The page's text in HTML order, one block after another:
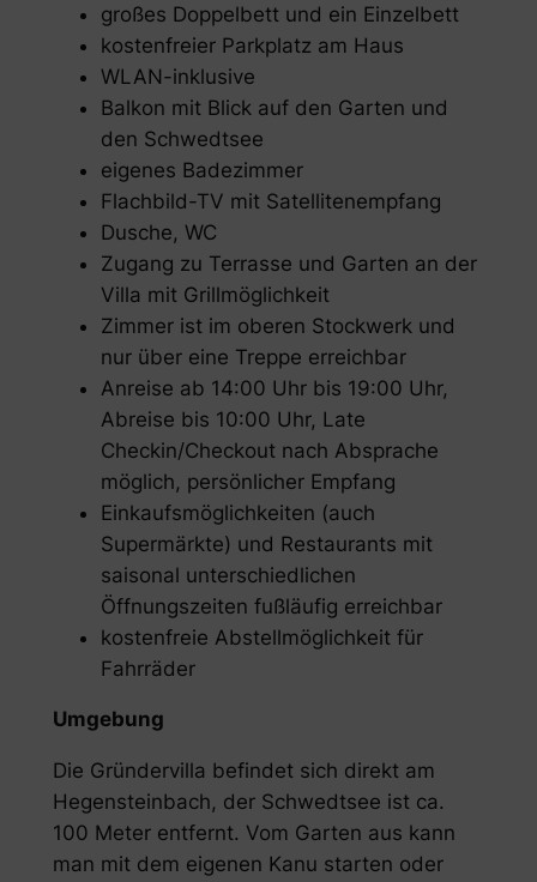
großes Doppelbett und ein Einzelbett
kostenfreier Parkplatz am Haus
WLAN-inklusive
Balkon mit Blick auf den Garten und
den Schwedtsee
eigenes Badezimmer
Flachbild-TV mit Satellitenempfang
Dusche, WC
Zugang zu Terrasse und Garten an der
Villa mit Grillmöglichkeit
Zimmer ist im oberen Stockwerk und
nur über eine Treppe erreichbar
Anreise ab 14:00 Uhr bis 19:00 Uhr,
Abreise bis 10:00 Uhr, Late
Checkin/Checkout nach Absprache
möglich, persönlicher Empfang
Einkaufsmöglichkeiten (auch
Supermärkte) und Restaurants mit
saisonal unterschiedlichen
Öffnungszeiten fußläufig erreichbar
kostenfreie Abstellmöglichkeit für
Fahrräder
Umgebung
Die Gründervilla befindet sich direkt am
Hegensteinbach, der Schwedtsee ist ca.
100 Meter entfernt. Vom Garten aus kann
man mit dem eigenen Kanu starten oder